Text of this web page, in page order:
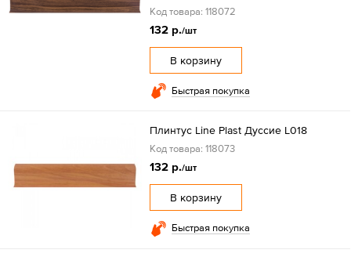
Код товара: 118072
132 р./шт
В корзину
Быстрая покупка
Плинтус Line Plast Дуссие L018
Код товара: 118073
132 р./шт
В корзину
Быстрая покупка